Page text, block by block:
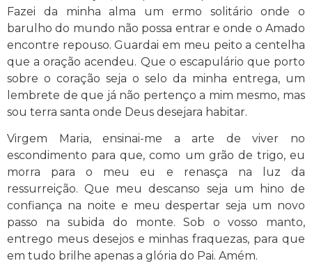
Fazei da minha alma um ermo solitário onde o
barulho do mundo não possa entrar e onde o Amado
encontre repouso. Guardai em meu peito a centelha
que a oração acendeu. Que o escapulário que porto
sobre o coração seja o selo da minha entrega, um
lembrete de que já não pertenço a mim mesmo, mas
sou terra santa onde Deus desejara habitar.
Virgem Maria, ensinai-me a arte de viver no
escondimento para que, como um grão de trigo, eu
morra para o meu eu e renasça na luz da
ressurreição. Que meu descanso seja um hino de
confiança na noite e meu despertar seja um novo
passo na subida do monte. Sob o vosso manto,
entrego meus desejos e minhas fraquezas, para que
em tudo brilhe apenas a glória do Pai. Amém.